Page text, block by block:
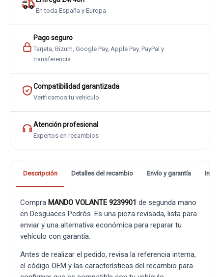
En toda España y Europa
Pago seguro
Tarjeta, Bizum, Google Pay, Apple Pay, PayPal y
transferencia
Compatibilidad garantizada
Verificamos tu vehículo
Atención profesional
Expertos en recambios
Descripción Detalles del recambio Envío y garantía
Compra MANDO VOLANTE 9239901 de segunda mano
en Desguaces Pedrós. Es una pieza revisada, lista para
enviar y una alternativa económica para reparar tu
vehículo con garantía.
Antes de realizar el pedido, revisa la referencia interna,
el código OEM y las características del recambio para